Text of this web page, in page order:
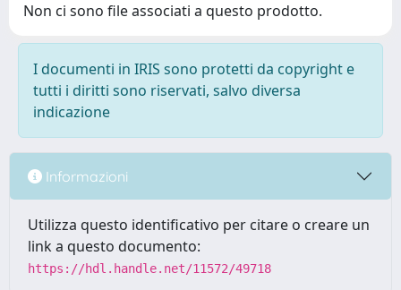
Non ci sono file associati a questo prodotto.
I documenti in IRIS sono protetti da copyright e
tutti i diritti sono riservati, salvo diversa
indicazione
Informazioni
Utilizza questo identificativo per citare o creare un
link a questo documento:
https://hdl.handle.net/11572/49718